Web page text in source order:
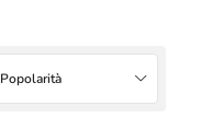
Popolarità